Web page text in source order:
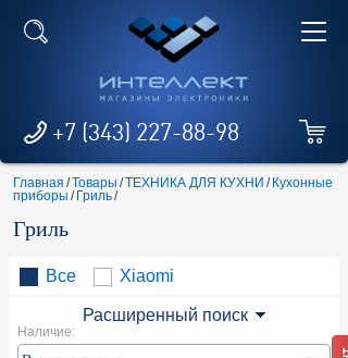
+7 (343) 227-88-98
Главная /Товары /ТЕХНИКА ДЛЯ КУХНИ / Кухонные
приборы / Гриль/
Гриль
Все Xiaomi
Расширенный поиск
Наличие: